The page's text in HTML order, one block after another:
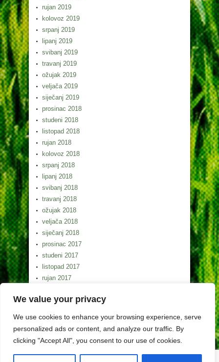
We value your privacy
We use cookies to enhance your browsing experience, serve
personalized ads or content, and analyze our traffic. By
clicking "Accept All", you consent to our use of cookies.
rujan 2019
kolovoz 2019
srpanj 2019
lipanj 2019
svibanj 2019
travanj 2019
ožujak 2019
veljača 2019
siječanj 2019
prosinac 2018
studeni 2018
listopad 2018
rujan 2018
kolovoz 2018
srpanj 2018
lipanj 2018
svibanj 2018
travanj 2018
ožujak 2018
veljača 2018
siječanj 2018
prosinac 2017
studeni 2017
listopad 2017
rujan 2017
srpanj 2017